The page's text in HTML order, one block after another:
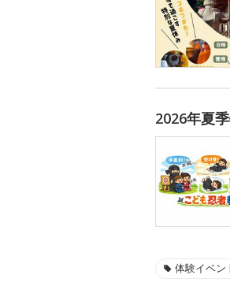
2026年夏
体験イベン